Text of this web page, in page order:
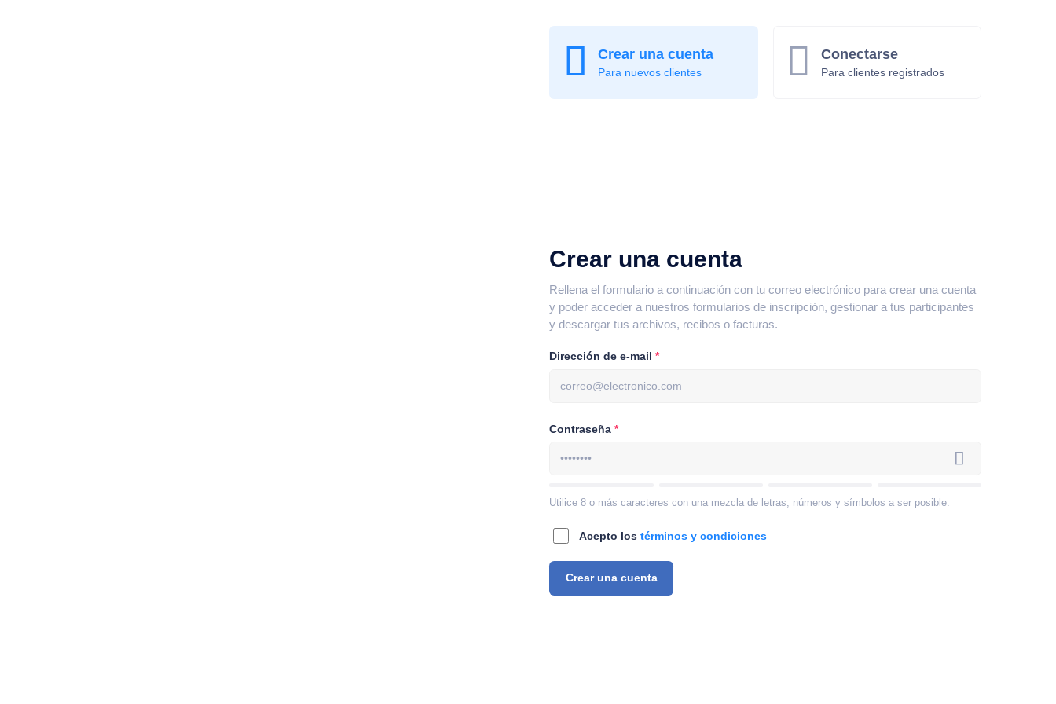
Crear una cuenta
Para nuevos clientes
Conectarse
Para clientes registrados
Crear una cuenta
Rellena el formulario a continuación con tu correo electrónico para crear una cuenta
y poder acceder a nuestros formularios de inscripción, gestionar a tus participantes
y descargar tus archivos, recibos o facturas.
Dirección de e-mail
Contraseña
Utilice 8 o más caracteres con una mezcla de letras, números y símbolos a ser posible.
Acepto los términos y condiciones
Crear una cuenta